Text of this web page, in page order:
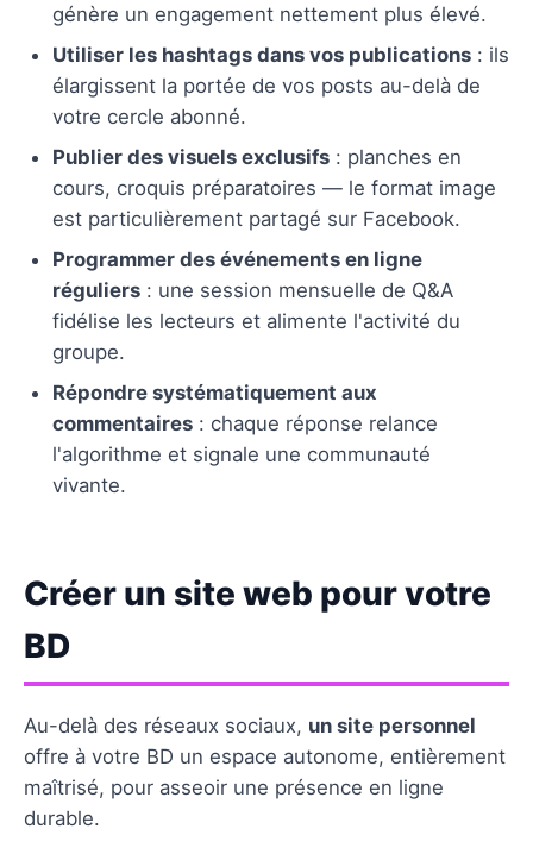
génère un engagement nettement plus élevé.
Utiliser les hashtags dans vos publications : ils
élargissent la portée de vos posts au-delà de
votre cercle abonné.
Publier des visuels exclusifs : planches en
cours, croquis préparatoires — le format image
est particulièrement partagé sur Facebook.
Programmer des événements en ligne
réguliers : une session mensuelle de Q&A
fidélise les lecteurs et alimente l'activité du
groupe.
Répondre systématiquement aux
commentaires : chaque réponse relance
l'algorithme et signale une communauté
vivante.
Créer un site web pour votre
BD
Au-delà des réseaux sociaux, un site personnel
offre à votre BD un espace autonome, entièrement
maîtrisé, pour asseoir une présence en ligne
durable.